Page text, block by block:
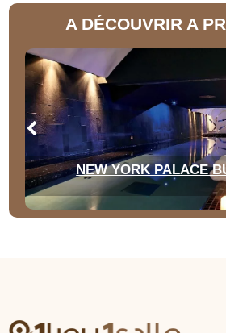
A DÉCOUVRIR A
NEW YORK PALACE